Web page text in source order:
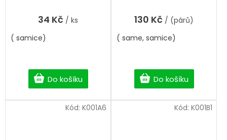
34 Kč / ks
Do košíku
( samice)
hvězdiček.
130 Kč / (párů)
Do košíku
( same, samice)
Kód: K001A6 Kód: K001B1